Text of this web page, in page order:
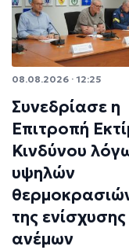
08.08.2026 · 12:25
Συνεδρίασε η
Επιτροπή
Κινδύνου
υψηλών
της
ανέμων